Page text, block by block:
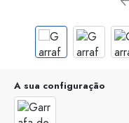
A sua configuração